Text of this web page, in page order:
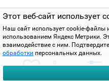
Этот веб-сайт использует
Наш сайт использует cookie-файлы
использованием Яндекс Метрики.
взаимодействие с ним.
обработки персональных данных.